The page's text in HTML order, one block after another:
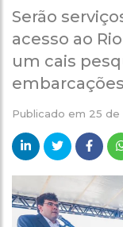
Serão
acesso ao
um cais
embarcações
Publicado em 25 de